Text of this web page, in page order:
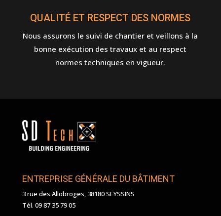
QUALITÉ ET RESPECT DES NORMES
Nous assurons le suivi de chantier et veillons à la
bonne exécution des travaux et au respect
normes techniques en vigueur.
ENTREPRISE GÉNÉRALE DU BÂTIMENT
3 rue des Allobroges, 38180 SEYSSINS
Tél. 09 87 35 79 05